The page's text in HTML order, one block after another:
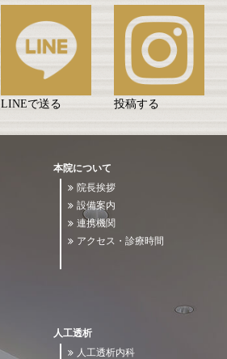
LINEで送る 投稿する
本院について
院長挨拶
設備案内
連携機関
アクセス・診療時間
人工透析
人工透析内科